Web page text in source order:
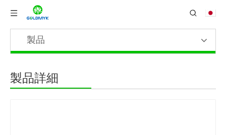
製品
製品詳細